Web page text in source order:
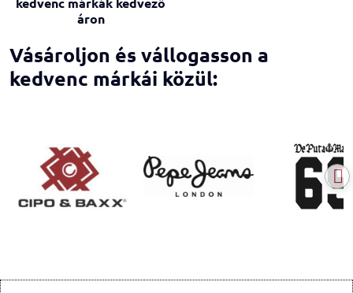
áron
Vásároljon és vállogasson a
kedvenc márkái közül: